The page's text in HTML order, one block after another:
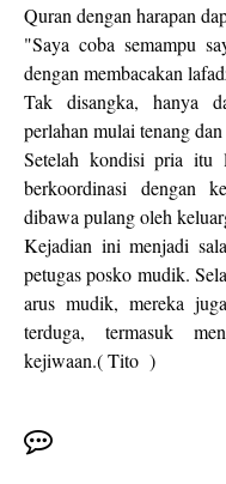
Quran dengan harapan
"Saya coba semampu
dengan membacakan
Tak disangka, hanya
perlahan mulai tenang
Setelah kondisi pria itu
berkoordinasi dengan
dibawa pulang oleh
Kejadian ini menjadi
petugas posko mudik.
arus mudik, mereka
terduga, termasuk
kejiwaan.( Tito )